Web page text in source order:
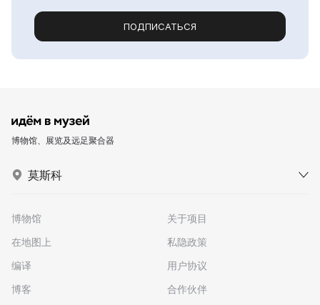
ПОДПИСАТЬСЯ
博物馆、展览及远足聚合器
莫斯科
博物馆
在地图上
编译
博客
关于项目
私隐政策
用户协议
合作伙伴